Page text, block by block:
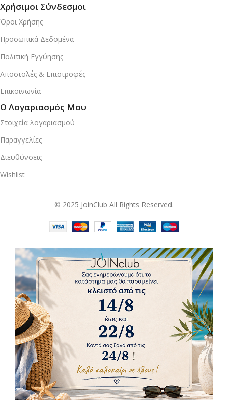
Χρήσιμοι Σύνδεσμοι
Όροι Χρήσης
Προσωπικά Δεδομένα
Πολιτική Εγγύησης
Αποστολές & Επιστροφές
Επικοινωνία
Ο Λογαριασμός Μου
Στοιχεία λογαριασμού
Παραγγελίες
Διευθύνσεις
Wishlist
© 2025 JoinClub All Rights Reserved.